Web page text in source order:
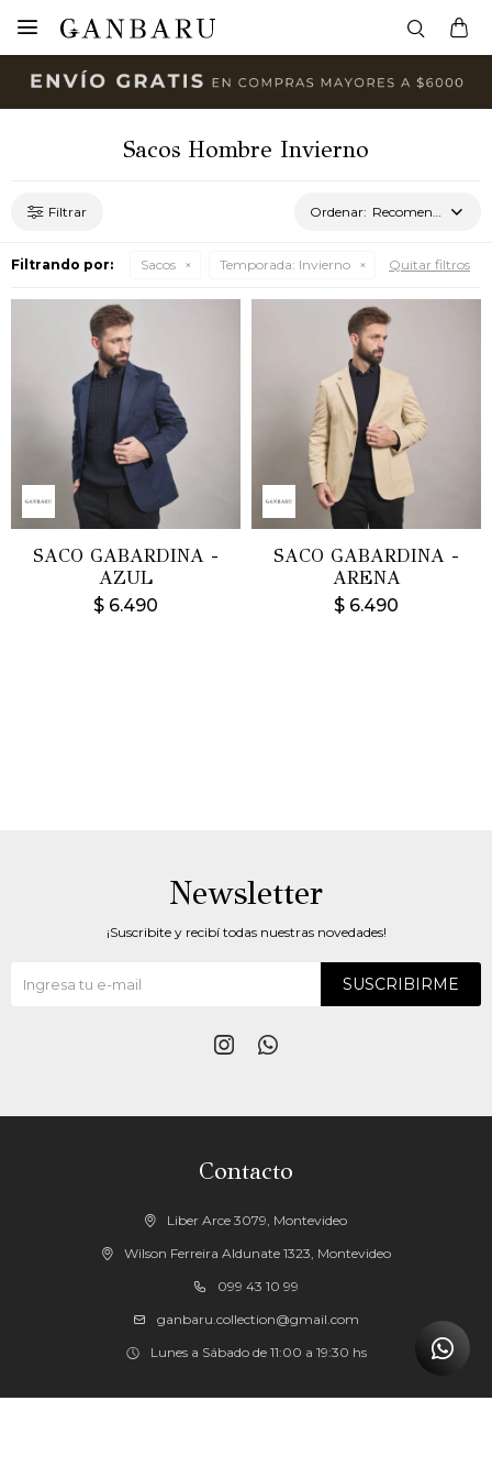

Sacos Hombre Invierno
Recomendados
Filtrando por: Sacos Temporada: Invierno Quitar filtros
SACO GABARDINA -
AZUL
$ 6.490
SACO GABARDINA -
ARENA
$ 6.490
Contacto
Liber Arce 3079, Montevideo
Wilson Ferreira Aldunate 1323, Montevideo
099 43 10 99
ganbaru.collection@gmail.com
Lunes a Sábado de 11:00 a 19:30 hs
Newsletter
¡Suscribite y recibí todas nuestras novedades!
SUSCRIBIRME
 